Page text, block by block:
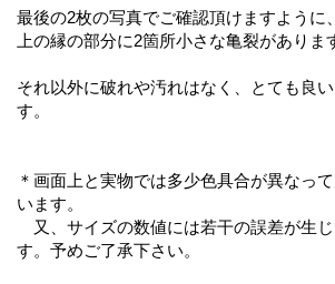
最後の2枚の写真でご確認頂けますように、
上の縁の部分に2箇所小さな亀裂がありま
それ以外に破れや汚れはなく、とても良
す。
＊画面上と実物では多少色具合が異なっ
います。
又、サイズの数値には若干の誤差が生
す。予めご了承下さい。